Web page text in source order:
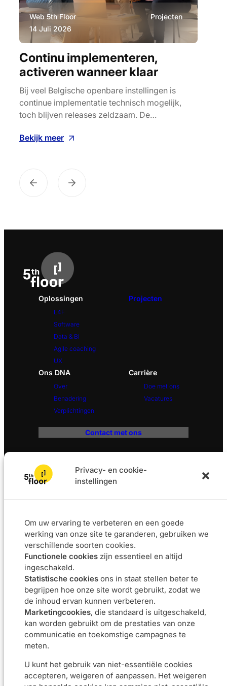
Privacy- en cookie-
instellingen
Om uw ervaring te verbeteren en een goede
werking van onze site te garanderen, gebruiken we
verschillende soorten cookies.
Functionele cookies zijn essentieel en altijd
ingeschakeld.
Statistische cookies ons in staat stellen beter te
begrijpen hoe onze site wordt gebruikt, zodat we
de inhoud ervan kunnen verbeteren.
Marketingcookies, die standaard is uitgeschakeld,
kan worden gebruikt om de prestaties van onze
communicatie en toekomstige campagnes te
meten.
U kunt het gebruik van niet-essentiële cookies
accepteren, weigeren of aanpassen. Het weigeren
Continu implementeren,
activeren wanneer klaar
Web 5th Floor
14 Juli 2026
Projecten
Bij veel Belgische openbare instellingen is
continue implementatie technisch mogelijk,
toch blijven releases zeldzaam. De…
Bekijk meer
Oplossingen
L4F
Software
Data & BI
Agile coaching
UX
Projecten
Ons DNA
Over
Benadering
Verplichtingen
Carrière
Doe met ons
Vacatures
Contact met ons
BE 0673.857.416
© 2025 5th floor - Alle rechten voorbehoudenPrivacybeleid
CookiebeleidToegankelijkheidUw privacykeuzes